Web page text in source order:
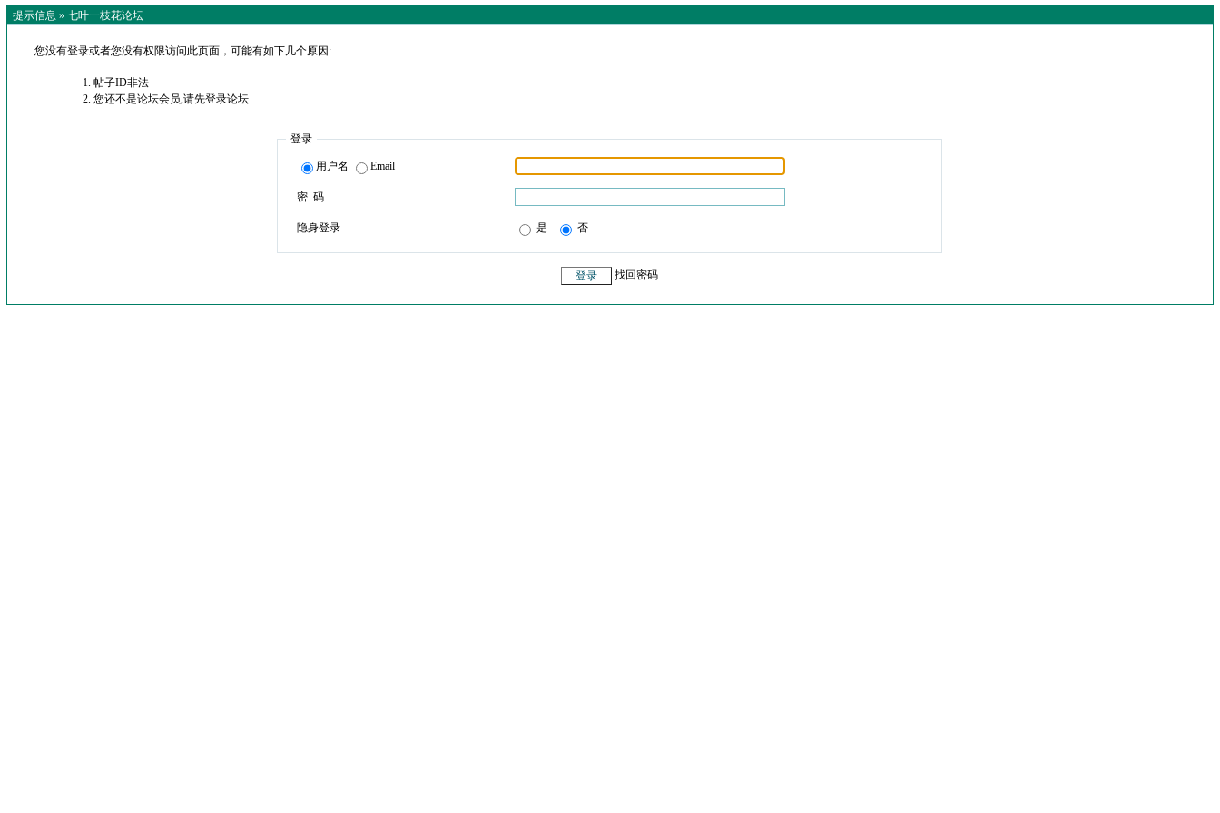
提示信息 » 七叶一枝花论坛
您没有登录或者您没有权限访问此页面，可能有如下几个原因:
帖子ID非法
您还不是论坛会员,请先登录论坛
登录
用户名 Email
密 码
隐身登录 是 否
找回密码